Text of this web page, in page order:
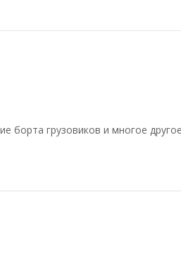
борта грузовиков и многое